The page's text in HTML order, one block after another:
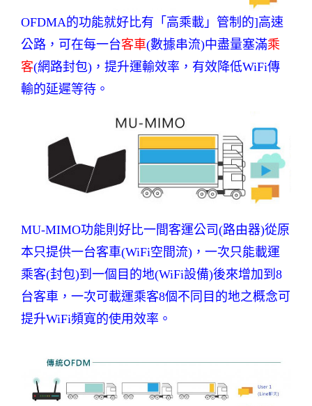
OFDMA的功能就好比有「高乘載」管制的]高速
公路，可在每一台客車(數據串流)中盡量塞滿乘
客(網路封包)，提升運輸效率，有效降低WiFi傳
輸的延遲等待。
MU-MIMO功能則好比一間客運公司(路由器)從原
本只提供一台客車(WiFi空間流)，一次只能載運
乘客(封包)到一個目的地(WiFi設備)後來增加到8
台客車，一次可載運乘客8個不同目的地之概念可
提升WiFi頻寬的使用效率。